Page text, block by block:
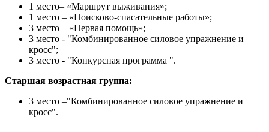
1 место– «Маршрут выживания»;
1 место – «Поисково-спасательные работы»;
3 место – «Первая помощь»;
3 место - "Комбинированное силовое упражнение и
кросс";
3 место - "Конкурсная программа ".
Старшая возрастная группа:
3 место –"Комбинированное силовое упражнение и
кросс".